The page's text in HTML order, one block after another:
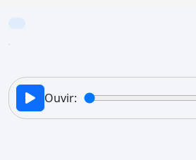
Ouvir: